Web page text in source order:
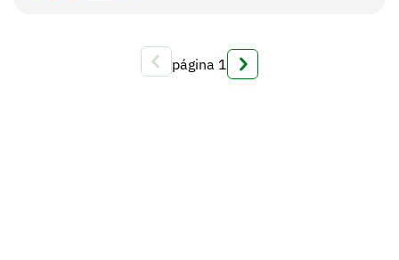
página 1